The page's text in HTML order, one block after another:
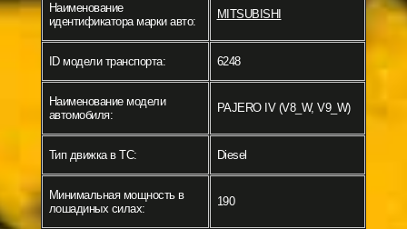
Наименование
идентификатора марки авто:
MITSUBISHI
ID модели транспорта: 6248
Наименование модели
автомобиля:
PAJERO IV (V8_W, V9_W)
Тип движка в ТС: Diesel
Минимальная мощность в
лошадиных силах:
190